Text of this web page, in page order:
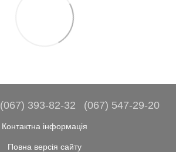
(067) 393-82-32 (067) 547-29-20
Контактна інформація
Повна версія сайту